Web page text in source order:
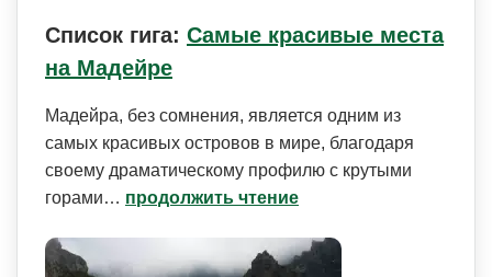
Список гига: Самые красивые места
на Мадейре
Мадейра, без сомнения, является одним из
самых красивых островов в мире, благодаря
своему драматическому профилю с крутыми
горами… продолжить чтение